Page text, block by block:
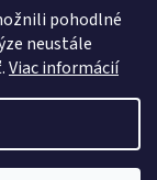
pohodlné
neustále
Viac informácií
mileobchod.sk.